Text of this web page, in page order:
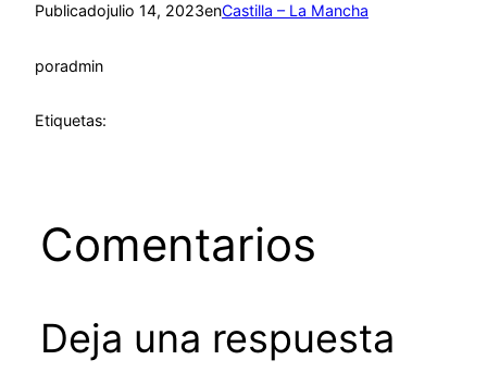
Publicadojulio 14, 2023enCastilla – La Mancha
poradmin
Etiquetas:
Comentarios
Deja una respuesta